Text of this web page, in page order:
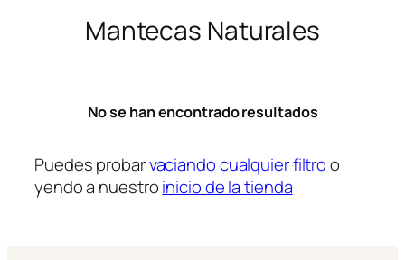
Mantecas Naturales
No se han encontrado resultados
Puedes probarvaciando cualquier filtroo
yendo a nuestroinicio de la tienda